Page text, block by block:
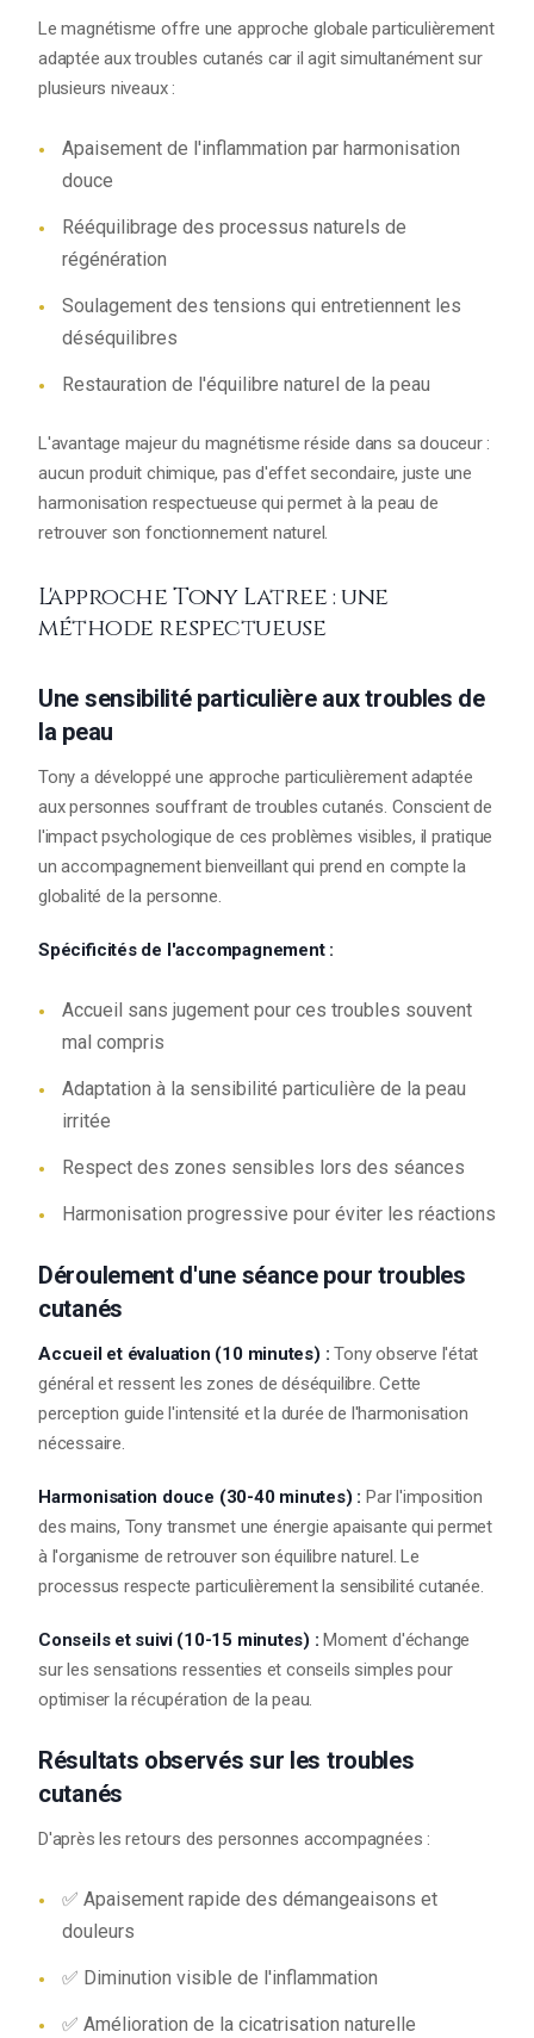
Le magnétisme offre une approche globale particulièrement
adaptée aux troubles cutanés car il agit simultanément sur
plusieurs niveaux :
Apaisement de l'inflammation par harmonisation
douce
Rééquilibrage des processus naturels de
régénération
Soulagement des tensions qui entretiennent les
déséquilibres
Restauration de l'équilibre naturel de la peau
L'avantage majeur du magnétisme réside dans sa douceur :
aucun produit chimique, pas d'effet secondaire, juste une
harmonisation respectueuse qui permet à la peau de
retrouver son fonctionnement naturel.
L'approche Tony Latree : une
méthode respectueuse
Une sensibilité particulière aux troubles de
la peau
Tony a développé une approche particulièrement adaptée
aux personnes souffrant de troubles cutanés. Conscient de
l'impact psychologique de ces problèmes visibles, il pratique
un accompagnement bienveillant qui prend en compte la
globalité de la personne.
Spécificités de l'accompagnement :
Accueil sans jugement pour ces troubles souvent
mal compris
Adaptation à la sensibilité particulière de la peau
irritée
Respect des zones sensibles lors des séances
Harmonisation progressive pour éviter les réactions
Déroulement d'une séance pour troubles
cutanés
Accueil et évaluation (10 minutes) : Tony observe l'état
général et ressent les zones de déséquilibre. Cette
perception guide l'intensité et la durée de l'harmonisation
nécessaire.
Harmonisation douce (30-40 minutes) : Par l'imposition
des mains, Tony transmet une énergie apaisante qui permet
à l'organisme de retrouver son équilibre naturel. Le
processus respecte particulièrement la sensibilité cutanée.
Conseils et suivi (10-15 minutes) : Moment d'échange
sur les sensations ressenties et conseils simples pour
optimiser la récupération de la peau.
Résultats observés sur les troubles
cutanés
D'après les retours des personnes accompagnées :
✅ Apaisement rapide des démangeaisons et
douleurs
✅ Diminution visible de l'inflammation
✅ Amélioration de la cicatrisation naturelle